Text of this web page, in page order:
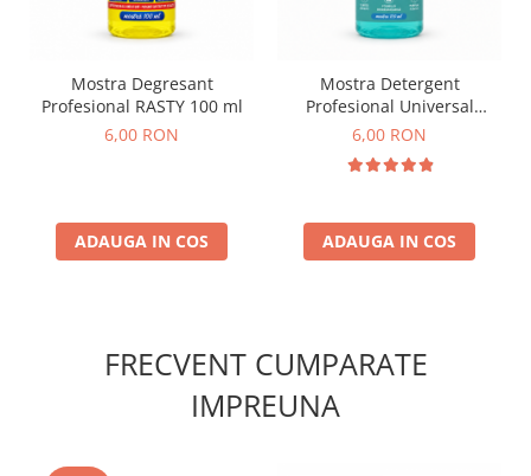
Mostra Degresant
Profesional RASTY 100 ml
6,00 RON
ADAUGA IN COS
Mostra Detergent
Profesional Universal
Secretul Deliei 100 ml
6,00 RON
ADAUGA IN COS
FRECVENT CUMPARATE
IMPREUNA